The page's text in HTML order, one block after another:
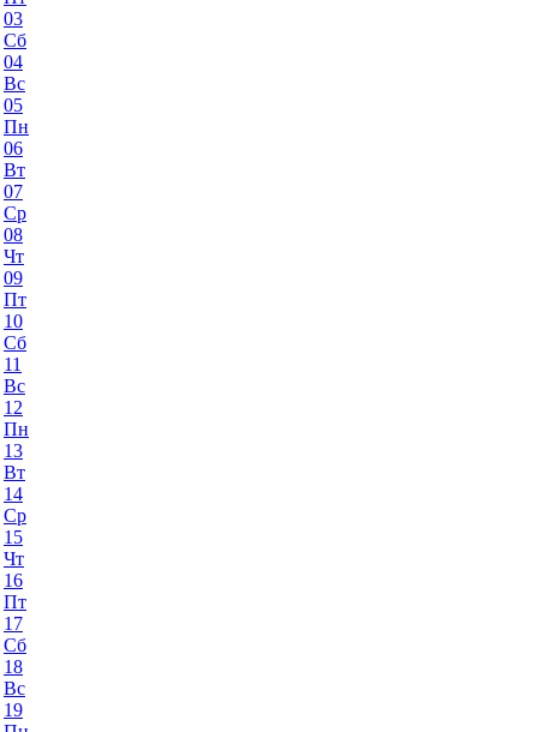
03
Сб
04
Вс
05
Пн
06
Вт
07
Ср
08
Чт
09
Пт
10
Сб
11
Вс
12
Пн
13
Вт
14
Ср
15
Чт
16
Пт
17
Сб
18
Вс
19